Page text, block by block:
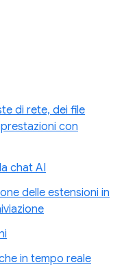
di rete, dei file
con
chat AI
delle estensioni in
in tempo reale